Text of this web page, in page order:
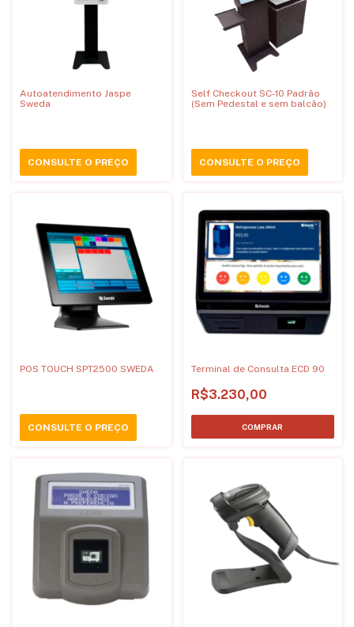
Autoatendimento Jaspe
Sweda
CONSULTE O PREÇO
Self Checkout SC-10 Padrão
(Sem Pedestal e sem balcão)
CONSULTE O PREÇO
POS TOUCH SPT2500 SWEDA
CONSULTE O PREÇO
Terminal de Consulta ECD 90
R$3.230,00